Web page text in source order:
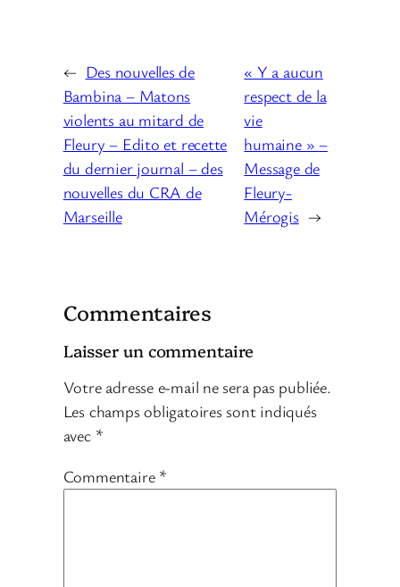
← Des nouvelles de
Bambina – Matons
violents au mitard de
Fleury – Edito et recette
du dernier journal – des
nouvelles du CRA de
Marseille
« Y a aucun
respect de la
vie
humaine » –
Message de
Fleury-
Mérogis →
Commentaires
Laisser un commentaire
Votre adresse e-mail ne sera pas publiée.
Les champs obligatoires sont indiqués
avec *
Commentaire *